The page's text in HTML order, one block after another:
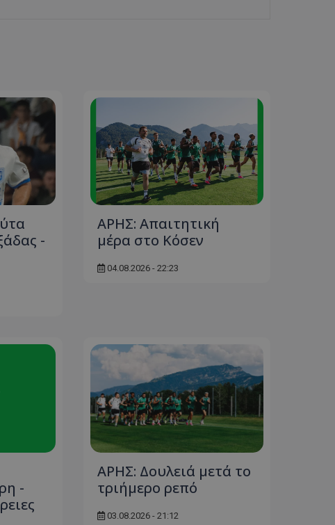
-
ΑΡΗΣ: Απαιτητική
μέρα στο Κόσεν
04.08.2026 - 22:23
-
ΑΡΗΣ: Δουλειά μετά το
τριήμερο ρεπό
03.08.2026 - 21:12